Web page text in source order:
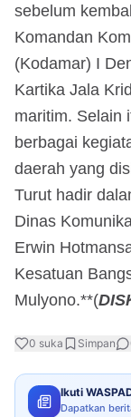
sebelum
Komandan
(Kodamar) I
Kartika Jala
maritim. Selain
berbagai
daerah yang
Turut hadir
Dinas
Erwin
Kesatuan
Mulyono.**(
0 suka Simpan
Ikuti
Dapatkan